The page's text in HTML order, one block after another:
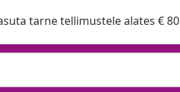
tarne tellimustele alates € 80